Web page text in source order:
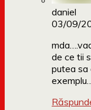
daniel
03/09/
de ce tii
putea sa